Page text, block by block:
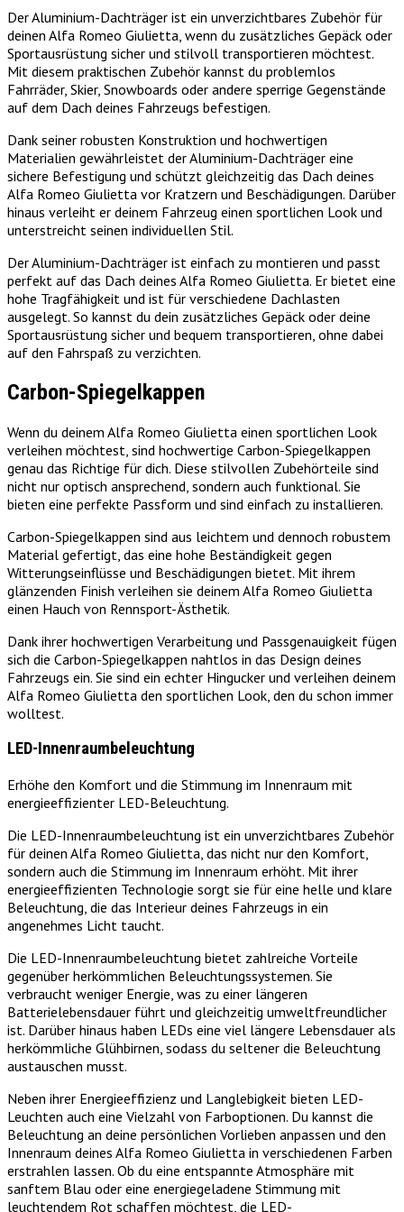
Der Aluminium-Dachträger ist ein unverzichtbares Zubehör für
deinen Alfa Romeo Giulietta, wenn du zusätzliches Gepäck oder
Sportausrüstung sicher und stilvoll transportieren möchtest.
Mit diesem praktischen Zubehör kannst du problemlos
Fahrräder, Skier, Snowboards oder andere sperrige Gegenstände
auf dem Dach deines Fahrzeugs befestigen.
Dank seiner robusten Konstruktion und hochwertigen
Materialien gewährleistet der Aluminium-Dachträger eine
sichere Befestigung und schützt gleichzeitig das Dach deines
Alfa Romeo Giulietta vor Kratzern und Beschädigungen. Darüber
hinaus verleiht er deinem Fahrzeug einen sportlichen Look und
unterstreicht seinen individuellen Stil.
Der Aluminium-Dachträger ist einfach zu montieren und passt
perfekt auf das Dach deines Alfa Romeo Giulietta. Er bietet eine
hohe Tragfähigkeit und ist für verschiedene Dachlasten
ausgelegt. So kannst du dein zusätzliches Gepäck oder deine
Sportausrüstung sicher und bequem transportieren, ohne dabei
auf den Fahrspaß zu verzichten.
Carbon-Spiegelkappen
Wenn du deinem Alfa Romeo Giulietta einen sportlichen Look
verleihen möchtest, sind hochwertige Carbon-Spiegelkappen
genau das Richtige für dich. Diese stilvollen Zubehörteile sind
nicht nur optisch ansprechend, sondern auch funktional. Sie
bieten eine perfekte Passform und sind einfach zu installieren.
Carbon-Spiegelkappen sind aus leichtem und dennoch robustem
Material gefertigt, das eine hohe Beständigkeit gegen
Witterungseinflüsse und Beschädigungen bietet. Mit ihrem
glänzenden Finish verleihen sie deinem Alfa Romeo Giulietta
einen Hauch von Rennsport-Ästhetik.
Dank ihrer hochwertigen Verarbeitung und Passgenauigkeit fügen
sich die Carbon-Spiegelkappen nahtlos in das Design deines
Fahrzeugs ein. Sie sind ein echter Hingucker und verleihen deinem
Alfa Romeo Giulietta den sportlichen Look, den du schon immer
wolltest.
LED-Innenraumbeleuchtung
Erhöhe den Komfort und die Stimmung im Innenraum mit
energieeffizienter LED-Beleuchtung.
Die LED-Innenraumbeleuchtung ist ein unverzichtbares Zubehör
für deinen Alfa Romeo Giulietta, das nicht nur den Komfort,
sondern auch die Stimmung im Innenraum erhöht. Mit ihrer
energieeffizienten Technologie sorgt sie für eine helle und klare
Beleuchtung, die das Interieur deines Fahrzeugs in ein
angenehmes Licht taucht.
Die LED-Innenraumbeleuchtung bietet zahlreiche Vorteile
gegenüber herkömmlichen Beleuchtungssystemen. Sie
verbraucht weniger Energie, was zu einer längeren
Batterielebensdauer führt und gleichzeitig umweltfreundlicher
ist. Darüber hinaus haben LEDs eine viel längere Lebensdauer als
herkömmliche Glühbirnen, sodass du seltener die Beleuchtung
austauschen musst.
Neben ihrer Energieeffizienz und Langlebigkeit bieten LED-
Leuchten auch eine Vielzahl von Farboptionen. Du kannst die
Beleuchtung an deine persönlichen Vorlieben anpassen und den
Innenraum deines Alfa Romeo Giulietta in verschiedenen Farben
erstrahlen lassen. Ob du eine entspannte Atmosphäre mit
sanftem Blau oder eine energiegeladene Stimmung mit
leuchtendem Rot schaffen möchtest, die LED-